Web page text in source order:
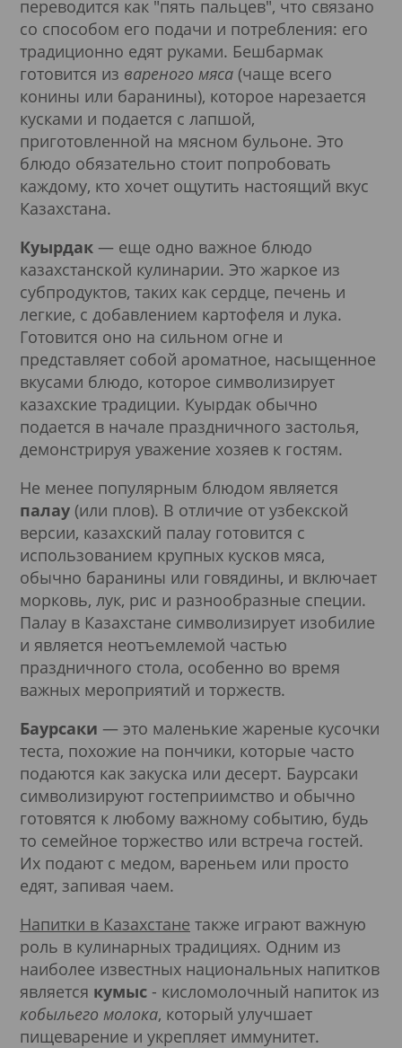
переводится как "пять пальцев", что связано
со способом его подачи и потребления: его
традиционно едят руками. Бешбармак
готовится из вареного мяса (чаще всего
конины или баранины), которое нарезается
кусками и подается с лапшой,
приготовленной на мясном бульоне. Это
блюдо обязательно стоит попробовать
каждому, кто хочет ощутить настоящий вкус
Казахстана.
Куырдак — еще одно важное блюдо
казахстанской кулинарии. Это жаркое из
субпродуктов, таких как сердце, печень и
легкие, с добавлением картофеля и лука.
Готовится оно на сильном огне и
представляет собой ароматное, насыщенное
вкусами блюдо, которое символизирует
казахские традиции. Куырдак обычно
подается в начале праздничного застолья,
демонстрируя уважение хозяев к гостям.
Не менее популярным блюдом является
палау (или плов). В отличие от узбекской
версии, казахский палау готовится с
использованием крупных кусков мяса,
обычно баранины или говядины, и включает
морковь, лук, рис и разнообразные специи.
Палау в Казахстане символизирует изобилие
и является неотъемлемой частью
праздничного стола, особенно во время
важных мероприятий и торжеств.
Баурсаки — это маленькие жареные кусочки
теста, похожие на пончики, которые часто
подаются как закуска или десерт. Баурсаки
символизируют гостеприимство и обычно
готовятся к любому важному событию, будь
то семейное торжество или встреча гостей.
Их подают с медом, вареньем или просто
едят, запивая чаем.
Напитки в Казахстане также играют важную
роль в кулинарных традициях. Одним из
наиболее известных национальных напитков
является кумыс - кисломолочный напиток из
кобыльего молока, который улучшает
пищеварение и укрепляет иммунитет.